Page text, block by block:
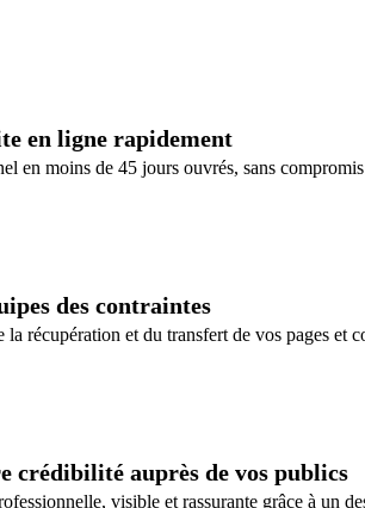
en ligne rapidement
en moins de 45 jours ouvrés, sans
des contraintes
la récupération et du transfert de vos pages et
crédibilité auprès de vos publics
visible et rassurante grâce à un